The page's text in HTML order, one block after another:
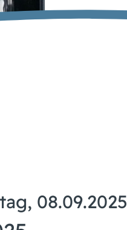
08.09.2025